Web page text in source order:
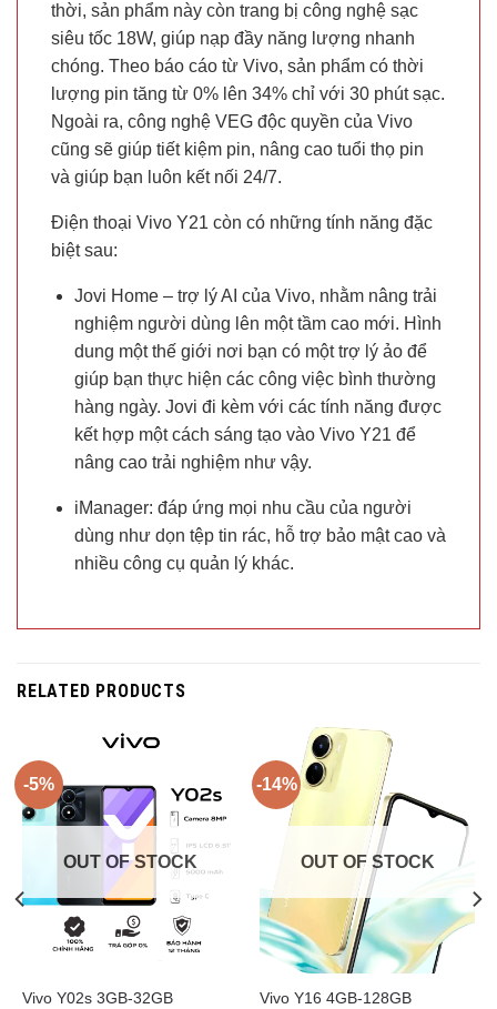
thời, sản phẩm này còn trang bị công nghệ sạc
siêu tốc 18W, giúp nạp đầy năng lượng nhanh
chóng. Theo báo cáo từ Vivo, sản phẩm có thời
lượng pin tăng từ 0% lên 34% chỉ với 30 phút sạc.
Ngoài ra, công nghệ VEG độc quyền của Vivo
cũng sẽ giúp tiết kiệm pin, nâng cao tuổi thọ pin
và giúp bạn luôn kết nối 24/7.
Điện thoại Vivo Y21 còn có những tính năng đặc
biệt sau:
Jovi Home – trợ lý AI của Vivo, nhằm nâng trải
nghiệm người dùng lên một tầm cao mới. Hình
dung một thế giới nơi bạn có một trợ lý ảo để
giúp bạn thực hiện các công việc bình thường
hàng ngày. Jovi đi kèm với các tính năng được
kết hợp một cách sáng tạo vào Vivo Y21 để
nâng cao trải nghiệm như vậy.
iManager: đáp ứng mọi nhu cầu của người
dùng như dọn tệp tin rác, hỗ trợ bảo mật cao và
nhiều công cụ quản lý khác.
RELATED PRODUCTS
-5%
OUT OF STOCK
Vivo Y02s 3GB-32GB
-14%
Trả góp 0%
OUT OF STOCK
Vivo Y16 4GB-128GB